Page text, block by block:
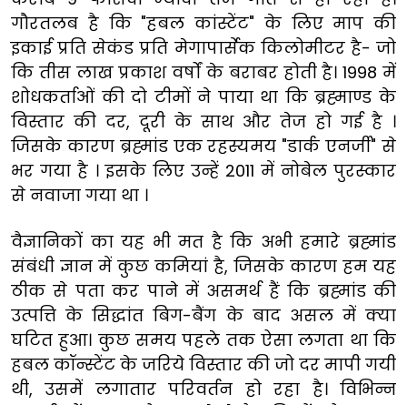
गौरतलब है कि "हबल कांस्टेंट" के लिए माप की
इकाई प्रति सेकंड प्रति मेगापार्सेक किलोमीटर है- जो
कि तीस लाख प्रकाश वर्षों के बराबर होती है। 1998 में
शोधकर्ताओं की दो टीमों ने पाया था कि ब्रह्माण्ड के
विस्तार की दर, दूरी के साथ और तेज हो गई है ।
जिसके कारण ब्रह्मांड एक रहस्यमय "डार्क एनर्जी" से
भर गया है । इसके लिए उन्हें 2011 में नोबेल पुरस्कार
से नवाजा गया था ।
वैज्ञानिकों का यह भी मत है कि अभी हमारे ब्रह्मांड
संबंधी ज्ञान में कुछ कमियां है, जिसके कारण हम यह
ठीक से पता कर पाने में असमर्थ हैं कि ब्रह्मांड की
उत्पत्ति के सिद्धांत बिग-बैंग के बाद असल में क्या
घटित हुआ। कुछ समय पहले तक ऐसा लगता था कि
हबल कॉन्स्टेंट के जरिये विस्तार की जो दर मापी गयी
थी, उसमें लगातार परिवर्तन हो रहा है। विभिन्न